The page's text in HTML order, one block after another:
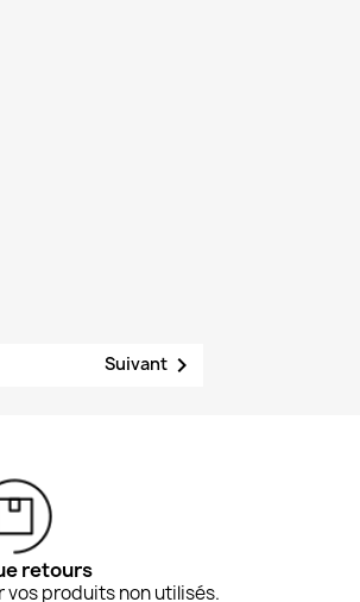
Suivant
retours
produits non utilisés.